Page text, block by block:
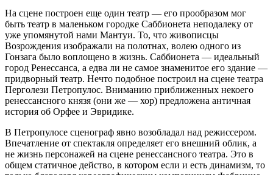
На сцене построен еще один театр — его прообразом мог
быть театр в маленьком городке Саббионета неподалеку от
уже упомянутой нами Мантуи. То, что живописцы
Возрождения изображали на полотнах, волею одного из
Гонзага было воплощено в жизнь. Саббионета — идеальный
город Ренессанса, а едва ли не самое знаменитое его здание —
придворный театр. Нечто подобное построил на сцене театра
Перголези Петропулос. Вниманию приближенных некоего
ренессансного князя (они же — хор) предложена античная
история об Орфее и Эвридике.
В Петропулосе сценограф явно возобладал над режиссером.
Впечатление от спектакля определяет его внешний облик, а
не жизнь персонажей на сцене ренессансного театра. Это в
общем статичное действо, в котором если и есть динамизм, то